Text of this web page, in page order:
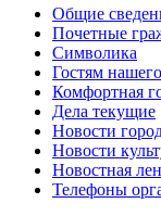
Общие
Почетные
Символика
Гостям
Комфортная
Дела текущие
Новости
Новости
Новостная
Телефоны